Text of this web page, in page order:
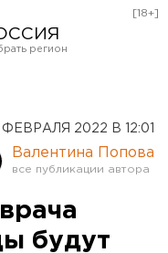
[18+]
ФЕВРАЛЯ 2022 В 12:01
Валентина Попова
будут